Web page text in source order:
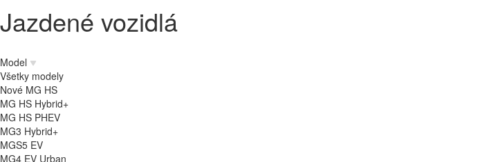
Jazdené vozidlá
Model
Všetky modely
Nové MG HS
MG HS Hybrid+
MG HS PHEV
MG3 Hybrid+
MGS5 EV
MG4 EV Urban